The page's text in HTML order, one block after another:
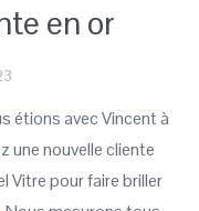
en or
étions avec Vincent à
une nouvelle cliente
Vitre pour faire briller